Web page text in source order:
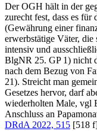
Der OGH hält in der
zurecht fest, dass es
(Gewährung einer
erwerbstätige Väter,
intensiv und
BlgNR 25. GP 1) nicht
nach dem Bezug von
21). Streicht man
Gesetzes hervor, darf
wiederholten Male, vgl
Anschluss an
DRdA 2022, 515 [518